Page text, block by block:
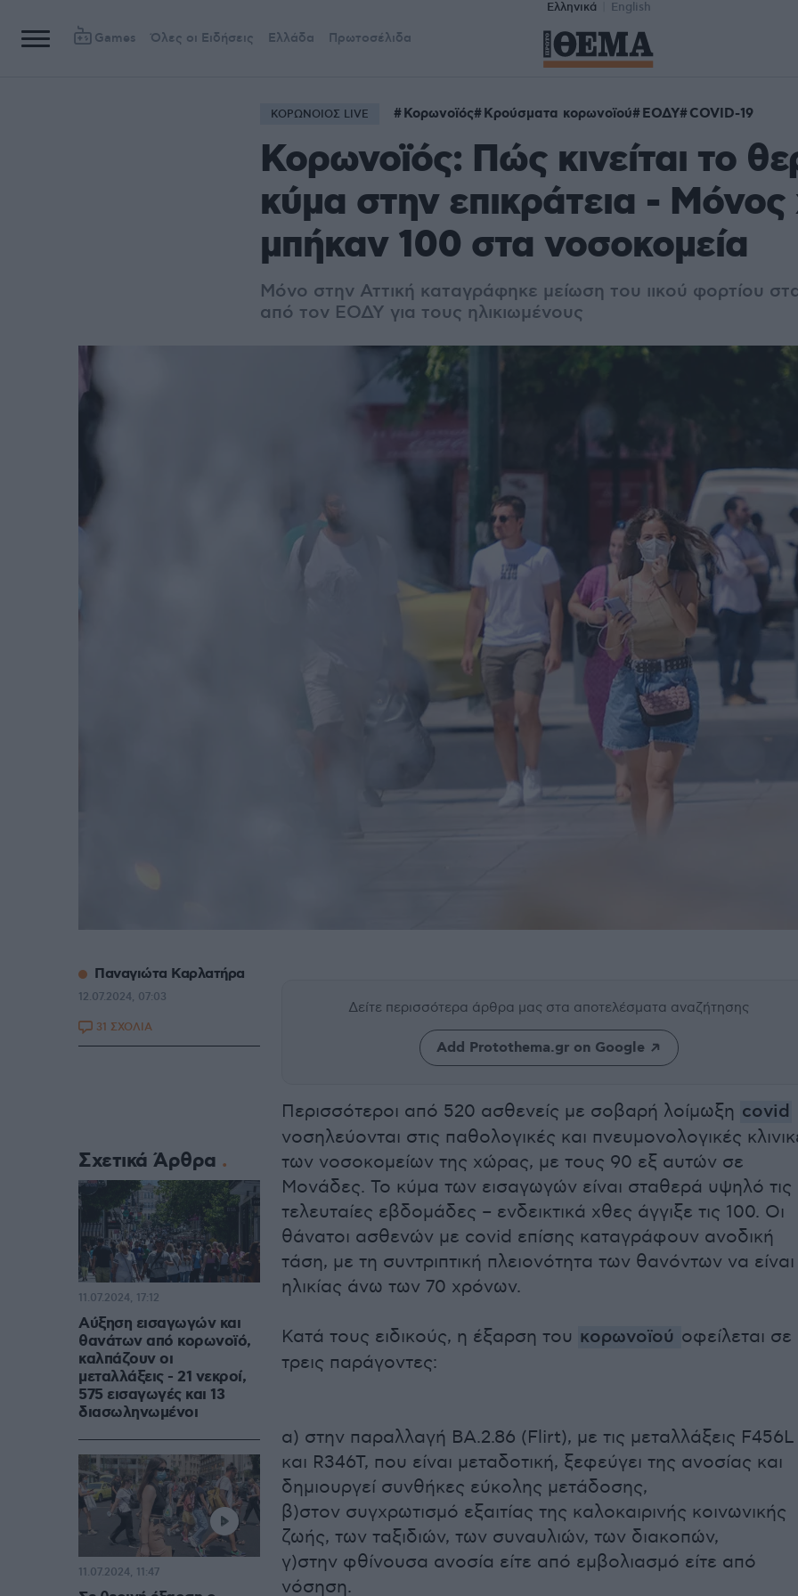
Ελληνικά English
Games Όλες οι Ειδήσεις Ελλάδα Πρωτοσέλιδα
ΚΟΡΩΝΟΙΟΣ LIVE Κορωνοϊός Κρούσματα κορωνοϊού ΕΟΔΥ COVID-19
Κορωνοϊός: Πώς κινείται το
κύμα στην επικράτεια - Μόνος
μπήκαν 100 στα νοσοκομεία
Μόνο στην Αττική καταγράφηκε μείωση του ιικού φορτίου
από τον ΕΟΔΥ για τους ηλικιωμένους
Δείτε περισσότερα άρθρα μας στα αποτελέσματα αναζήτησης
Add Protothema.gr on Google
Περισσότεροι από 520 ασθενείς με σοβαρή λοίμωξη covid
νοσηλεύονται στις παθολογικές και πνευμονολογικές
των νοσοκομείων της χώρας, με τους 90 εξ αυτών σε
Μονάδες. Το κύμα των εισαγωγών είναι σταθερά υψηλό τις
τελευταίες εβδομάδες – ενδεικτικά χθες άγγιξε τις 100. Οι
θάνατοι ασθενών με covid επίσης καταγράφουν ανοδική
τάση, με τη συντριπτική πλειονότητα των θανόντων να είναι
ηλικίας άνω των 70 χρόνων.
Κατά τους ειδικούς, η έξαρση του κορωνοϊού οφείλεται σε
τρεις παράγοντες:
α) στην παραλλαγή BA.2.86 (Flirt), με τις μεταλλάξεις F456L
και R346T, που είναι μεταδοτική, ξεφεύγει της ανοσίας και
δημιουργεί συνθήκες εύκολης μετάδοσης,
β)στον συγχρωτισμό εξαιτίας της καλοκαιρινής κοινωνικής
ζωής, των ταξιδιών, των συναυλιών, των διακοπών,
γ)στην φθίνουσα ανοσία είτε από εμβολιασμό είτε από
νόσηση.
Παναγιώτα Καρλατήρα
12.07.2024, 07:03
31 ΣΧΟΛΙΑ
Σχετικά Άρθρα
Αύξηση εισαγωγών και
θανάτων από κορωνοϊό,
καλπάζουν οι
μεταλλάξεις - 21 νεκροί,
575 εισαγωγές και 13
διασωληνωμένοι
11.07.2024, 17:12
11.07.2024, 11:47